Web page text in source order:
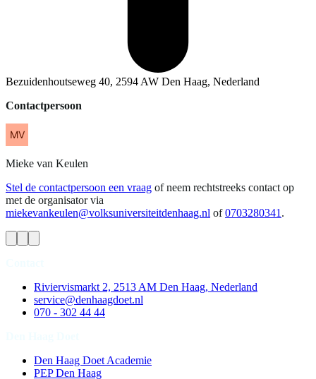
Bezuidenhoutseweg 40, 2594 AW Den Haag, Nederland
Contactpersoon
Mieke van Keulen
Stel de contactpersoon een vraag of neem rechtstreeks contact op
met de organisator via
miekevankeulen@volksuniversiteitdenhaag.nl of 0703280341 .
Riviervismarkt 2, 2513 AM Den Haag, Nederland
service@denhaagdoet.nl
070 - 302 44 44
Den Haag Doet Academie
PEP Den Haag